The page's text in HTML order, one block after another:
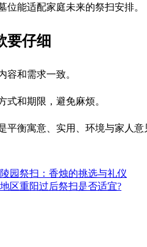
位能适配家庭未来的祭扫安排。
要仔细
容和需求一致。
式和期限，避免麻烦。
平衡寓意、实用、环境与家人
园祭扫：香烛的挑选与礼仪
区重阳过后祭扫是否适宜?